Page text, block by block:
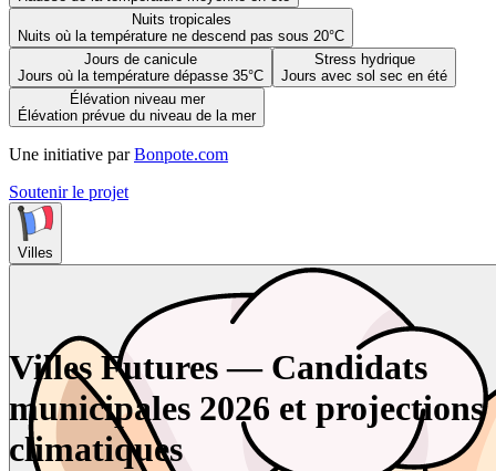
Nuits tropicales
Nuits où la température ne descend pas sous 20°C
Jours de canicule
Jours où la température dépasse 35°C
Stress hydrique
Jours avec sol sec en été
Élévation niveau mer
Élévation prévue du niveau de la mer
Une initiative par Bonpote.com
Soutenir le projet
Villes
Villes Futures — Candidats
municipales 2026 et projections
climatiques